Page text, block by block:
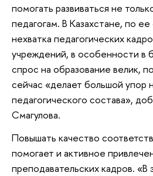
помогать развиваться не
педагогам. В Казахстане, по
нехватка педагогических
учреждений, в особенности в
спрос на образование велик,
сейчас «делает большой упор
педагогического состава»,
Смагулова.
Повышать качество
помогает и активное
преподавательских кадров. «В